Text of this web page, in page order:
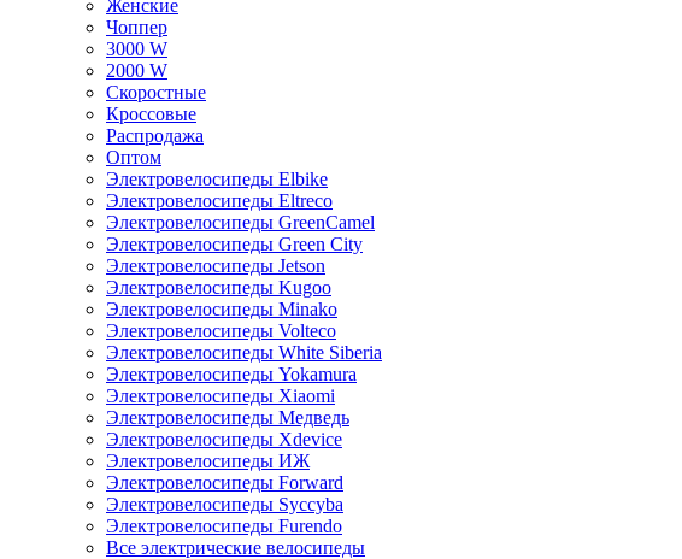
Женские
Чоппер
3000 W
2000 W
Скоростные
Кроссовые
Распродажа
Оптом
Электровелосипеды Elbike
Электровелосипеды Eltreco
Электровелосипеды GreenCamel
Электровелосипеды Green City
Электровелосипеды Jetson
Электровелосипеды Kugoo
Электровелосипеды Minako
Электровелосипеды Volteco
Электровелосипеды White Siberia
Электровелосипеды Yokamura
Электровелосипеды Xiaomi
Электровелосипеды Медведь
Электровелосипеды Xdevice
Электровелосипеды ИЖ
Электровелосипеды Forward
Электровелосипеды Syccyba
Электровелосипеды Furendo
Все электрические велосипеды